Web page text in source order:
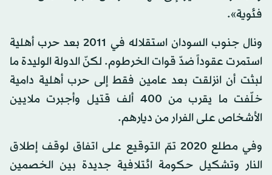
فئوية».
ونال جنوب السودان استقلاله في 2011 بعد حرب أهلية
استمرت عقوداً ضدّ قوات الخرطوم. لكنّ الدولة الوليدة ما
لبثت أن انزلقت بعد عامين فقط إلى حرب أهلية دامية
خلّفت ما يقرب من 400 ألف قتيل وأجبرت ملايين
الأشخاص على الفرار من ديارهم.
وفي مطلع 2020 تمّ التوقيع على اتفاق لوقف إطلاق
النار وتشكيل حكومة ائتلافية جديدة بين الخصمين